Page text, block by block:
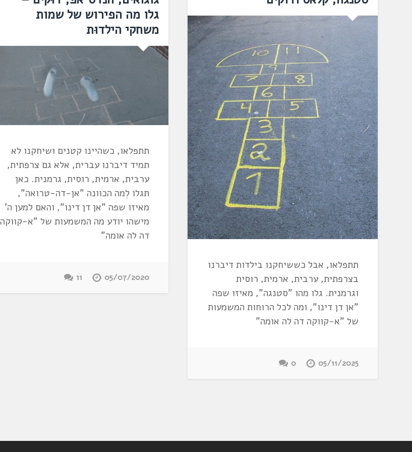
תתפלאו, אבל כששיחקנו בילדות דיברנו
בצרפתית, ערבית, ארמית, רוסית
וגרמנית. גלו מהו "סטנגה", מאיזו שפה
"אן דן דינו", ומה לכל הרוחות המשמעות
של "א-קווקה דה לה אומה"
05/11/2025
0
גלו מה הפירוש של שמות
משחקי הילדוּת
תתפלאו, כשהיינו קטנים ושיחקנו לא
תמיד דיברנו עברית, אלא גם צרפתית,
ערבית, ארמית, רוסית, גרמנית. כאן
תגלו לְמה הכוונה "אן-דה-טרואה",
מאיזו שפה "אן דן דינו", והאם למען ה'
מישהו יודע מה המשמעות של "א-קווקה
דה לה אומה"
05/07/2020
11